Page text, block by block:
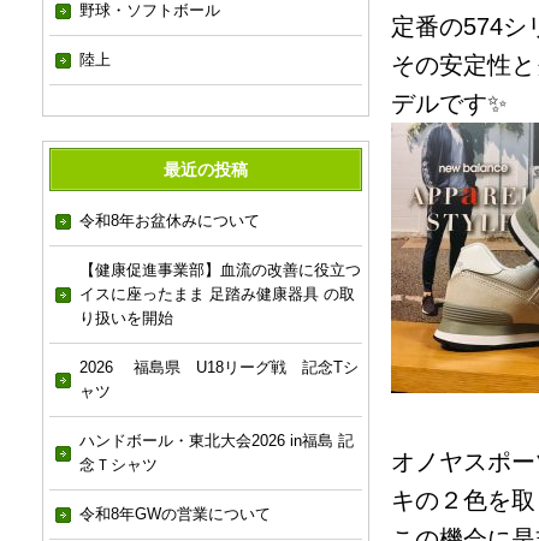
野球・ソフトボール
陸上
最近の投稿
令和8年お盆休みについて
【健康促進事業部】血流の改善に役立つ
イスに座ったまま 足踏み健康器具 の取
り扱いを開始
2026 福島県 U18リーグ戦 記念Tシ
ャツ
ハンドボール・東北大会2026 in福島 記
念Ｔシャツ
令和8年GWの営業について
定番の574シ
その安定性
デルです✨
オノヤスポ
キの２色を取